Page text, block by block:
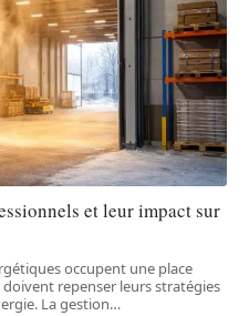
et leur impact sur
occupent une place
repenser leurs stratégies
La gestion…